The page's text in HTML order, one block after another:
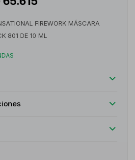
FIREWORK MÁSCARA
801 DE 10 ML